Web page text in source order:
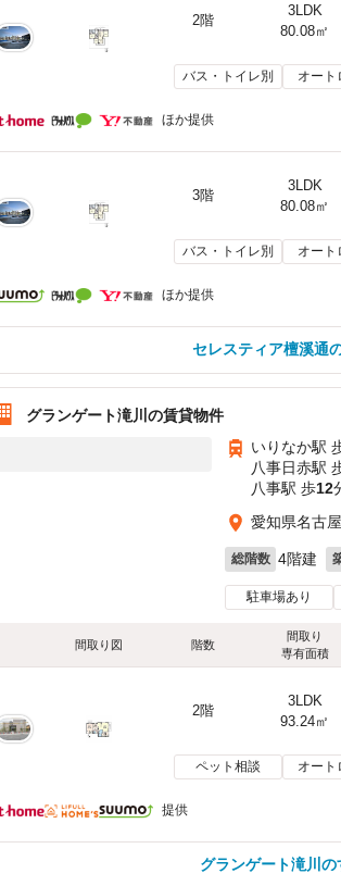
2階
3LDK
80.08㎡
バス・トイレ別 オート
ほか提供
3階
3LDK
80.08㎡
バス・トイレ別 オート
ほか提供
セレスティア檀溪通
グランゲート滝川の賃貸物件
いりなか駅
八事日赤駅
八事駅 歩12
愛知県名古
総階数 4階建
駐車場あり
間取り図 階数
間取り
専有面積
2階
3LDK
93.24㎡
ペット相談 オート
提供
グランゲート滝川